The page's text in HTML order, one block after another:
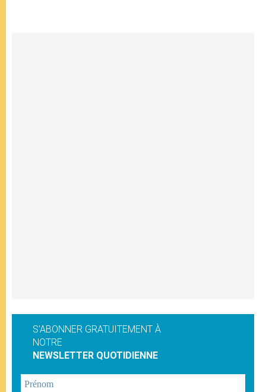
S'ABONNER GRATUITEMENT À
NOTRE
NEWSLETTER QUOTIDIENNE